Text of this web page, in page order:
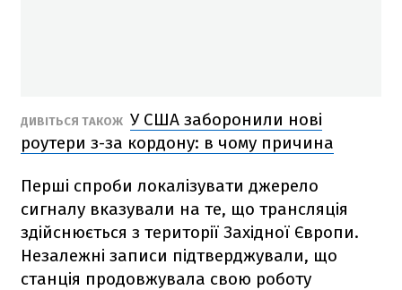
ДИВІТЬСЯ ТАКОЖ У США заборонили нові
роутери з-за кордону: в чому причина
Перші спроби локалізувати джерело
сигналу вказували на те, що трансляція
здійснюється з території Західної Європи.
Незалежні записи підтверджували, що
станція продовжувала свою роботу